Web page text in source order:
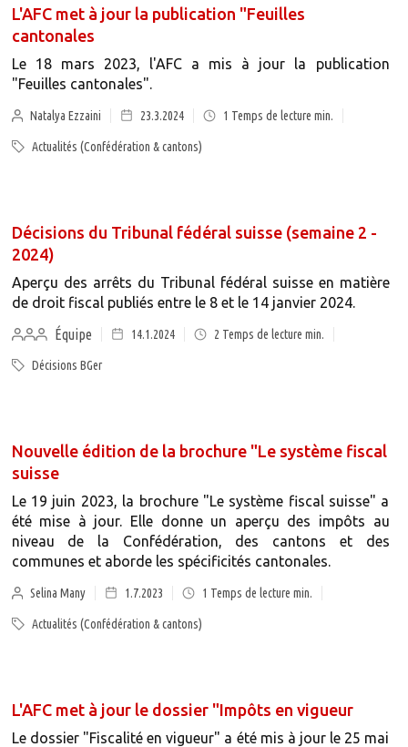
L'AFC met à jour la publication "Feuilles
cantonales
Le 18 mars 2023, l'AFC a mis à jour la publication
"Feuilles cantonales".
Natalya Ezzaini 23.3.2024 1 Temps de lecture min.
Actualités (Confédération & cantons)
Décisions du Tribunal fédéral suisse (semaine 2 -
2024)
Aperçu des arrêts du Tribunal fédéral suisse en matière
de droit fiscal publiés entre le 8 et le 14 janvier 2024.
Équipe
14.1.2024 2 Temps de lecture min.
Décisions BGer
Nouvelle édition de la brochure "Le système fiscal
suisse
Le 19 juin 2023, la brochure "Le système fiscal suisse" a
été mise à jour. Elle donne un aperçu des impôts au
niveau de la Confédération, des cantons et des
communes et aborde les spécificités cantonales.
Selina Many 1.7.2023 1 Temps de lecture min.
Actualités (Confédération & cantons)
L'AFC met à jour le dossier "Impôts en vigueur
Le dossier "Fiscalité en vigueur" a été mis à jour le 25 mai